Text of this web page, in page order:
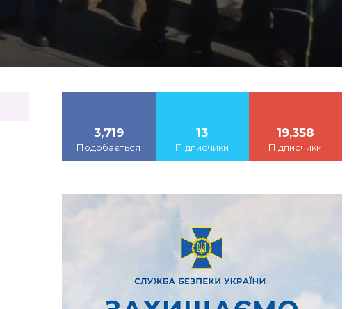
3,719
Подобається
13
Підписчики
19,358
Підписчики